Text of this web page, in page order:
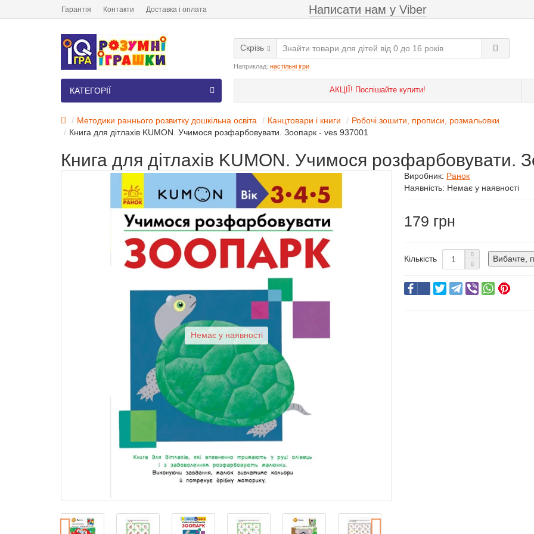
Гарантія Контакти Доставка і оплата Написати нам у Viber
Скрізь
Наприклад: настільні ігри
АКЦІЇ! Поспішайте купити!
КАТЕГОРІЇ
Методики раннього розвитку дошкільна освіта Канцтовари і книги
Робочі зошити, прописи, розмальовки
Книга для дітлахів KUMON. Учимося розфарбовувати. Зоопарк - ves 937001
Книга для дітлахів KUMON. Учимося розфарбовувати.
Немає у наявності
Виробник: Ранок
Наявність: Немає у наявності
179
Кількість Вибачте,